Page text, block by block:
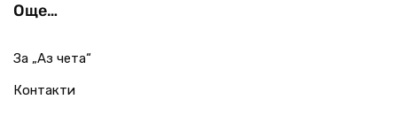
Още…
За „Аз чета“
Контакти